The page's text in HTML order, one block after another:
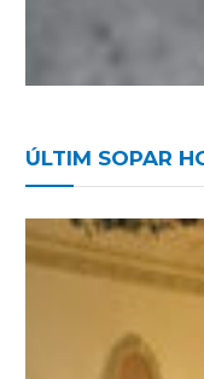
ÚLTIM SOPAR